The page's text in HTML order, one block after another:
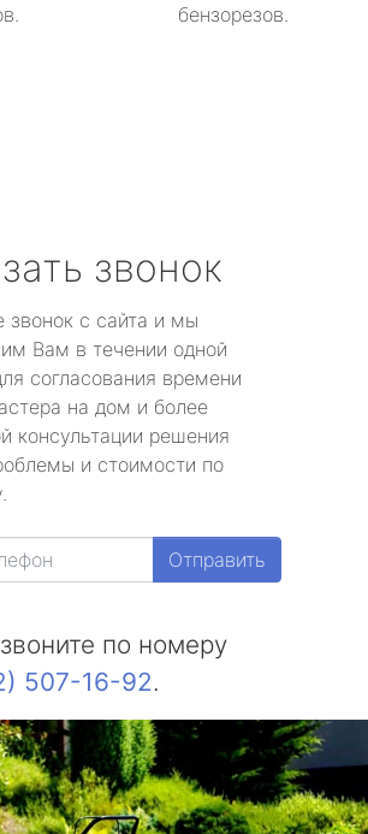
бензорезов.
звонок
звонок с сайта и мы
Вам в течении одной
согласования времени
на дом и более
консультации решения
и стоимости по
Отправить
по номеру
507-16-92.